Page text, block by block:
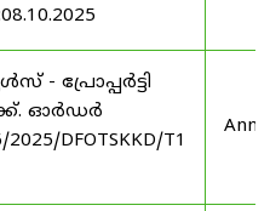
- പ്രോപ്പർട്ടി
ഓർഡർ
DFOTSKKD/T1